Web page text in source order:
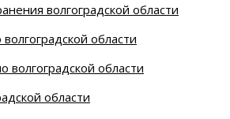
волгоградской области
области
волгоградской области
области